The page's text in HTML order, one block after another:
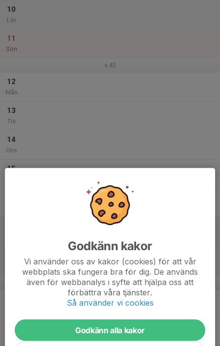
10
Lör
11
Sön
v.42
12
Mån
13
Tis
14
Ons
15
v.43
20
Godkänn kakor
Vi använder oss av kakor (cookies) för att vår
webbplats ska fungera bra för dig. De används
även för webbanalys i syfte att hjälpa oss att
förbättra våra tjänster.
Så använder vi cookies
Godkänn alla kakor